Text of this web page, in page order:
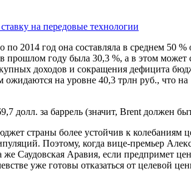
на передовые технологии
2014 год она составляла в среднем 50
прошлом году была 30,3 %, а в этом
доходов и сокращения дефицита
на уровне 40,3 трлн руб., что
долл. за баррель (значит, Brent должен
страны более устойчив к колебаниям
Поэтому, когда вице-премьер
Саудовская Аравия, если предпримет
уже готовы отказаться от целевой